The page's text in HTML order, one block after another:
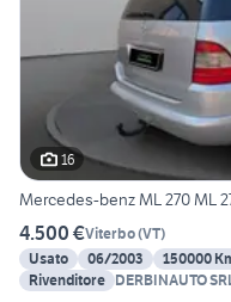
16
Mercedes-benz ML 270 ML
4.500 €Viterbo(VT)
Usato
06/2003 150000
Rivenditore DERBINAUTO